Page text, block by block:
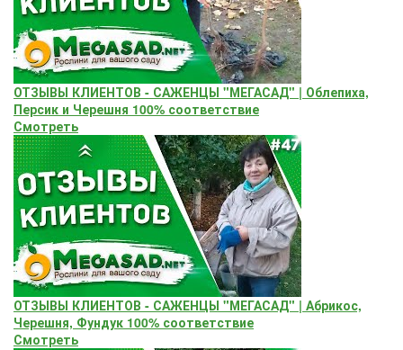
ОТЗЫВЫ КЛИЕНТОВ - САЖЕНЦЫ "МЕГАСАД" | Облепиха,
Персик и Черешня 100% соответствие
Смотреть
ОТЗЫВЫ КЛИЕНТОВ - САЖЕНЦЫ "МЕГАСАД" | Абрикос,
Черешня, Фундук 100% соответствие
Смотреть